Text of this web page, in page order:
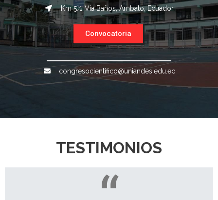
Km 5½ Vía Baños, Ambato, Ecuador
Convocatoria
congresocientifico@uniandes.edu.ec
TESTIMONIOS